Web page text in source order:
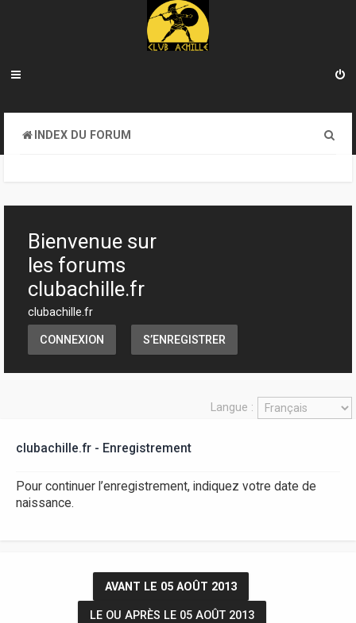
INDEX DU FORUM
h
Bienvenue sur
les forums
clubachille.fr
clubachille.fr
CONNEXION S’ENREGISTRER
Langue :
clubachille.fr - Enregistrement
Pour continuer l’enregistrement, indiquez votre date de
naissance.
AVANT LE 05 AOÛT 2013
LE OU APRÈS LE 05 AOÛT 2013